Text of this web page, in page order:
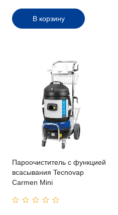
В корзину
Пароочиститель с функцией
всасывания Tecnovap
Carmen Mini